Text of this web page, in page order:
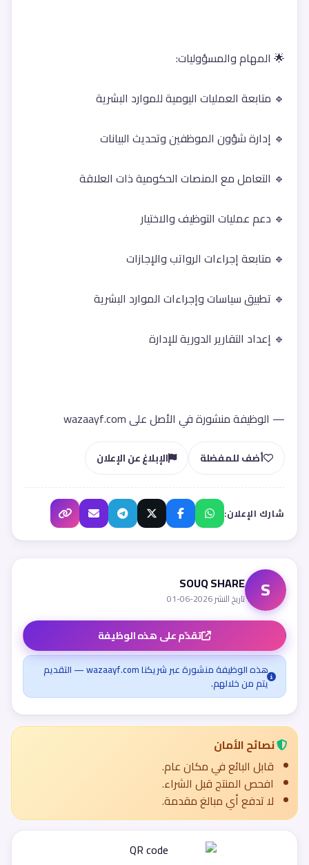
🌟 المهام والمسؤوليات:
🔹 متابعة العمليات اليومية للموارد البشرية
🔹 إدارة شؤون الموظفين وتحديث البيانات
🔹 التعامل مع المنصات الحكومية ذات العلاقة
🔹 دعم عمليات التوظيف والاختيار
🔹 متابعة إجراءات الرواتب والإجازات
🔹 تطبيق سياسات وإجراءات الموارد البشرية
🔹 إعداد التقارير الدورية للإدارة
— الوظيفة منشورة في الأصل على wazaayf.com
أضف للمفضلة الإبلاغ عن الإعلان
شارك الإعلان:
S
SOUQ SHARE
تاريخ النشر 2026-06-01
تقدّم على هذه الوظيفة
هذه الوظيفة منشورة عبر شريكنا wazaayf.com — التقديم
يتم من خلالهم.
نصائح الأمان
قابل البائع في مكان عام.
افحص المنتج قبل الشراء.
لا تدفع أي مبالغ مقدمة.